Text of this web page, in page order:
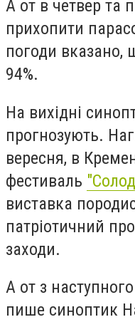
А от в четвер та
прихопити
погоди вказано,
94%.
На вихідні
прогнозують.
вересня, в
фестиваль
виставка
патріотичний
заходи.
А от з
пише синоптик